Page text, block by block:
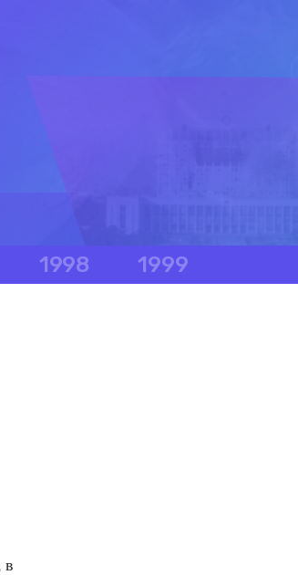
1998 1999
в